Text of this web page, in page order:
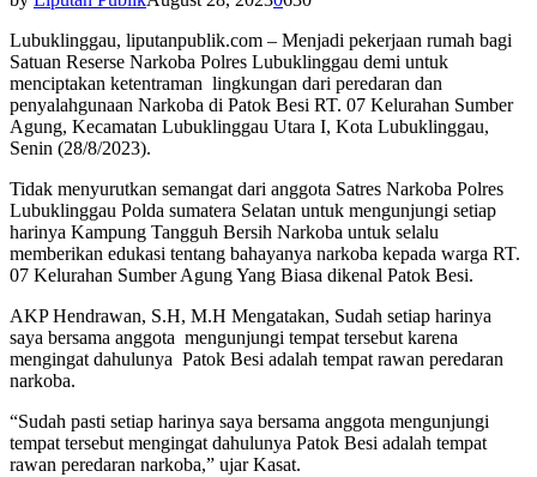
Lubuklinggau, liputanpublik.com – Menjadi pekerjaan rumah bagi
Satuan Reserse Narkoba Polres Lubuklinggau demi untuk
menciptakan ketentraman lingkungan dari peredaran dan
penyalahgunaan Narkoba di Patok Besi RT. 07 Kelurahan Sumber
Agung, Kecamatan Lubuklinggau Utara I, Kota Lubuklinggau,
Senin (28/8/2023).
Tidak menyurutkan semangat dari anggota Satres Narkoba Polres
Lubuklinggau Polda sumatera Selatan untuk mengunjungi setiap
harinya Kampung Tangguh Bersih Narkoba untuk selalu
memberikan edukasi tentang bahayanya narkoba kepada warga RT.
07 Kelurahan Sumber Agung Yang Biasa dikenal Patok Besi.
AKP Hendrawan, S.H, M.H Mengatakan, Sudah setiap harinya
saya bersama anggota mengunjungi tempat tersebut karena
mengingat dahulunya Patok Besi adalah tempat rawan peredaran
narkoba.
“Sudah pasti setiap harinya saya bersama anggota mengunjungi
tempat tersebut mengingat dahulunya Patok Besi adalah tempat
rawan peredaran narkoba,” ujar Kasat.